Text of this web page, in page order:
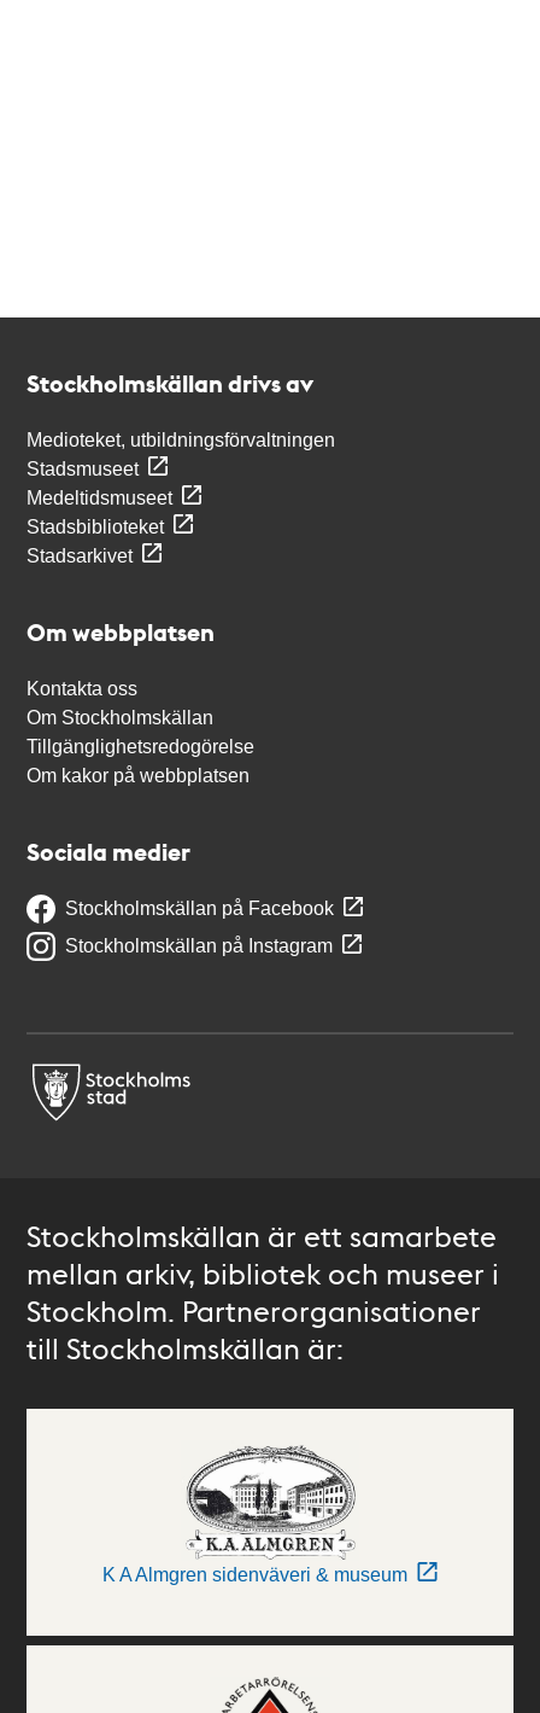
Stockholmskällan drivs av
Medioteket, utbildningsförvaltningen
Stadsmuseet
Medeltidsmuseet
Stadsbiblioteket
Stadsarkivet
Om webbplatsen
Kontakta oss
Om Stockholmskällan
Tillgänglighetsredogörelse
Om kakor på webbplatsen
Sociala medier
Stockholmskällan på Facebook
Stockholmskällan på Instagram
Stockholmskällan är ett samarbete
mellan arkiv, bibliotek och museer i
Stockholm. Partnerorganisationer
till Stockholmskällan är:
K A Almgren sidenväveri & museum